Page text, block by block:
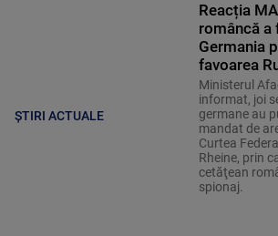
ȘTIRI ACTUALE
Reacția
româncă a
Germania
favoarea
Ministerul
informat, joi
germane au
mandat de
Curtea
Rheine, prin
cetăţean
spionaj.